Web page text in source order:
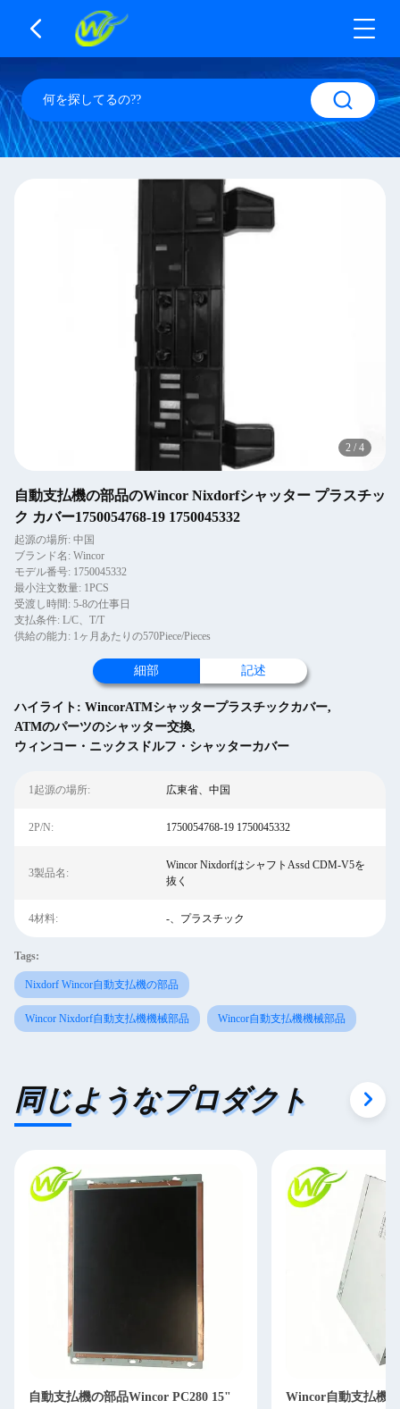
2 / 4
自動支払機の部品のWincor Nixdorfシャッター プラスチッ
ク カバー1750054768-19 1750045332
起源の場所: 中国
ブランド名: Wincor
モデル番号: 1750045332
最小注文数量: 1PCS
受渡し時間: 5-8の仕事日
支払条件: L/C、T/T
供給の能力: 1ヶ月あたりの570Piece/Pieces
細部 記述
ハイライト: WincorATMシャッタープラスチックカバー,
ATMのパーツのシャッター交換,
ウィンコー・ニックスドルフ・シャッターカバー
1起源の場所: 広東省、中国
2P/N: 1750054768-19 1750045332
3製品名:
Wincor NixdorfはシャフトAssd CDM-V5を
抜く
4材料: -、プラスチック
Tags:
Nixdorf Wincor自動支払機の部品
Wincor Nixdorf自動支払機機械部品 Wincor自動支払機機械部品
同じようなプロダクト
自動支払機の部品Wincor PC280 15"
Wincor自動支払機